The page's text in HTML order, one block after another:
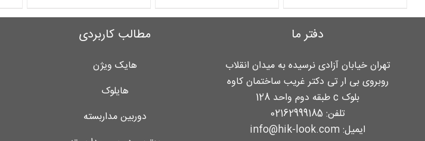
دفتر ما
تهران خیابان آزادی نرسیده به میدان انقلاب
روبروی بی ار تی دکتر غریب ساختمان کاوه
بلوک c طبقه دوم واحد 128
تلفن: 02162999185
ایمیل: info@hik-look.com
مطالب کاربردی
هایک ویژن
هایلوک
دوربین مداربسته